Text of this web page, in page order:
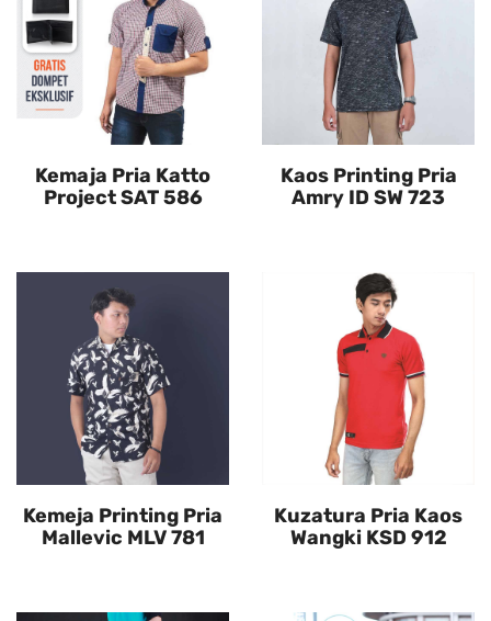
Kemaja Pria Katto
Project SAT 586
Kaos Printing Pria
Amry ID SW 723
Kemeja Printing Pria
Mallevic MLV 781
Kuzatura Pria Kaos
Wangki KSD 912